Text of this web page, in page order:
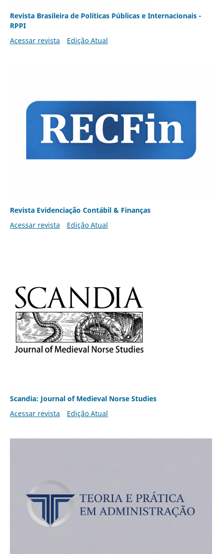
Revista Brasileira de Políticas Públicas e Internacionais -
RPPI
Acessar revista
Edição Atual
Revista Evidenciação Contábil & Finanças
Acessar revista
Edição Atual
Scandia: Journal of Medieval Norse Studies
Acessar revista
Edição Atual